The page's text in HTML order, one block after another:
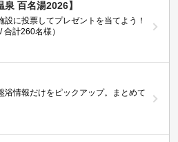
泉 百名湯2026】
設に投票してプレゼントを当てよう！
合計260名様）
浴情報だけをピックアップ。まとめて